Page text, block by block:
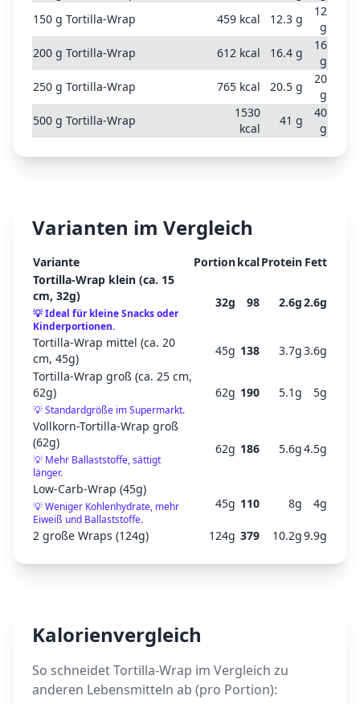
150 g Tortilla-Wrap 459 kcal 12.3 g
12
g
200 g Tortilla-Wrap 612 kcal 16.4 g
16
g
250 g Tortilla-Wrap 765 kcal 20.5 g
20
g
500 g Tortilla-Wrap
1530
kcal
41 g
40
g
Varianten im Vergleich
Variante PortionkcalProtein Fett
Tortilla-Wrap klein (ca. 15
cm, 32g)
💡Ideal für kleine Snacks oder
Kinderportionen.
32g 98 2.6g2.6g
Tortilla-Wrap mittel (ca. 20
cm, 45g)
45g 138 3.7g3.6g
Tortilla-Wrap groß (ca. 25 cm,
62g)
💡Standardgröße im Supermarkt.
62g 190 5.1g 5g
Vollkorn-Tortilla-Wrap groß
(62g)
💡 Mehr Ballaststoffe, sättigt
länger.
62g 186 5.6g4.5g
Low-Carb-Wrap (45g)
💡Weniger Kohlenhydrate, mehr
Eiweiß und Ballaststoffe.
45g 110 8g 4g
2 große Wraps (124g) 124g 379 10.2g9.9g
Kalorienvergleich
So schneidetTortilla-Wrap im Vergleich zu
anderen Lebensmitteln ab (pro Portion):